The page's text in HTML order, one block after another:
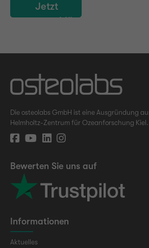
Jetzt
verschlüsselt
Die osteolabs GmbH ist eine Ausgründung
Helmholtz-Zentrum für Ozeanforschung Kiel.
Bewerten Sie uns auf
Informationen
Aktuelles